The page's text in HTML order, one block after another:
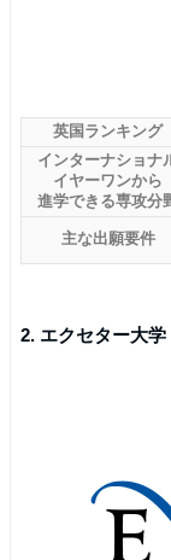
英国ランキング
インターナショナ
イヤーワンから
進学できる専攻分
主な出願要件
2. エクセター大